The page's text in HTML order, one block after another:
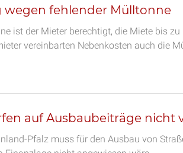
fehlender Mülltonne
ist der Mieter berechtigt, die Miete bis
vereinbarten Nebenkosten auch die
auf Ausbaubeiträge nicht
Pfalz muss für den Ausbau von